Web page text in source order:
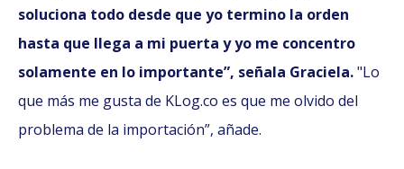
soluciona todo desde que yo termino la orden
hasta que llega a mi puerta y yo me concentro
solamente en lo importante”, señala Graciela."Lo
que más me gusta de KLog.co es que me olvido del
problema de la importación”, añade.